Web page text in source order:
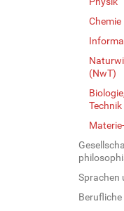
Chemie
(NwT)
Technik
Sprachen